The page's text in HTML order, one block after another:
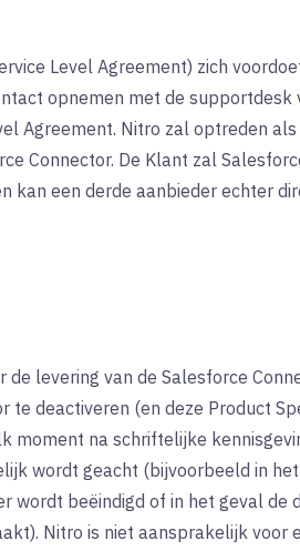
Level Agreement) zich
opnemen met de supportdesk
Agreement. Nitro zal optreden
Connector. De Klant zal
kan een derde aanbieder echter
levering van de Salesforce
te deactiveren (en deze Product
moment na schriftelijke
wordt geacht (bijvoorbeeld in
wordt beëindigd of in het geval de
Nitro is niet aansprakelijk voor